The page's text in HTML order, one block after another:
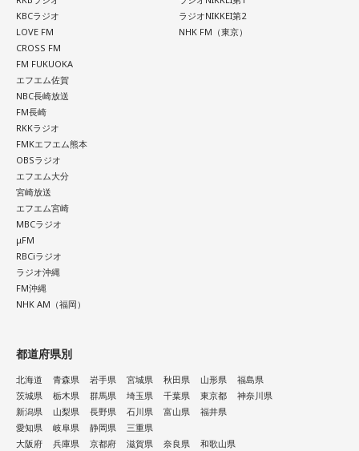
KBCラジオ
LOVE FM
CROSS FM
FM FUKUOKA
エフエム佐賀
NBC長崎放送
FM長崎
RKKラジオ
FMKエフエム熊本
OBSラジオ
エフエム大分
宮崎放送
エフエム宮崎
MBCラジオ
μFM
RBCiラジオ
ラジオ沖縄
FM沖縄
NHK AM（福岡）
ラジオNIKKEI第2
NHK FM（東京）
都道府県別
北海道 青森県 岩手県 宮城県 秋田県 山形県
福島県
茨城県
栃木県 群馬県 埼玉県 千葉県 東京都
神奈川県
新潟県
山梨県 長野県 石川県 富山県
福井県
愛知県
岐阜県 静岡県
三重県
大阪府
兵庫県 京都府 滋賀県 奈良県 和歌山県